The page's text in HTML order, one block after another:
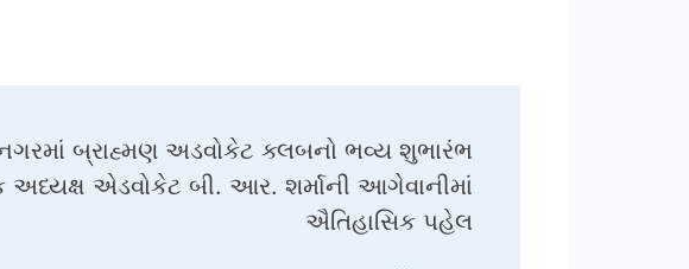
બ્રાહ્મણ અડવોકેટ ક્લબનો ભવ્ય શુભારંભ
અધ્યક્ષ એડવોકેટ બી. આર. શર્માની આગેવાનીમાં
ઐતિહાસિક પહેલ